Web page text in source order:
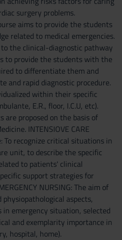
surgery problems.
aims to provide the students
related to medical emergencies.
the clinical-diagnostic pathway
to provide the students with the
to differentiate them and
and rapid diagnostic procedure.
within their specific
E.R., floor, I.C.U, etc).
proposed on the basis of
INTENSIOVE CARE
To recognize critical situations in
unit, to describe the specific
to patients' clinical
support strategies for
NURSING: The aim of
aspects,
emergency situation, selected
and exemplarity importance in
hospital, home).